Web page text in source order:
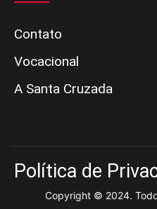
Contato
Vocacional
A Santa Cruzada
Política de
Copyright © 2024.